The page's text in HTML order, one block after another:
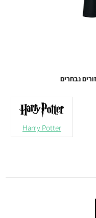
Harry Potter